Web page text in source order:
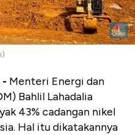
- Menteri Energi dan
Bahlil Lahadalia
43% cadangan nikel
Hal itu dikatakannya